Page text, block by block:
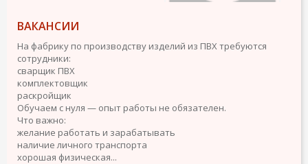
ВАКАНСИИ
На фабрику по производству изделий из ПВХ требуются
сотрудники:
сварщик ПВХ
комплектовщик
раскройщик
Обучаем с нуля — опыт работы не обязателен.
Что важно:
желание работать и зарабатывать
наличие личного транспорта
хорошая физическая...